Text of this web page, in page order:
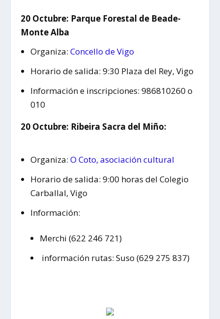
20 Octubre: Parque Forestal de Beade-
Monte Alba
Organiza: Concello de Vigo
Horario de salida: 9:30 Plaza del Rey, Vigo
Información e inscripciones: 986810260 o
010
20 Octubre: Ribeira Sacra del Miño:
Organiza: O Coto, asociación cultural
Horario de salida: 9:00 horas del Colegio
Carballal, Vigo
Información:
Merchi (622 246 721)
información rutas: Suso (629 275 837)